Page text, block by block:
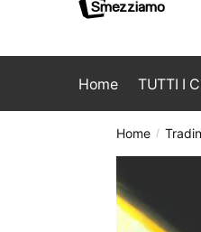
Home TUTTI I
Home /